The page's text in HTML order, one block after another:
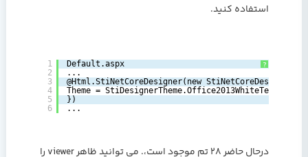
استفاده کنید.
?
1
2
3
4
5
6
Default.aspx
...
@Html.StiNetCoreDesigner(new
Theme = StiDesignerTheme.Office2013WhiteTeal
})
...
درحال حاضر 28 تم موجود است،. می توانید ظاهر viewer را